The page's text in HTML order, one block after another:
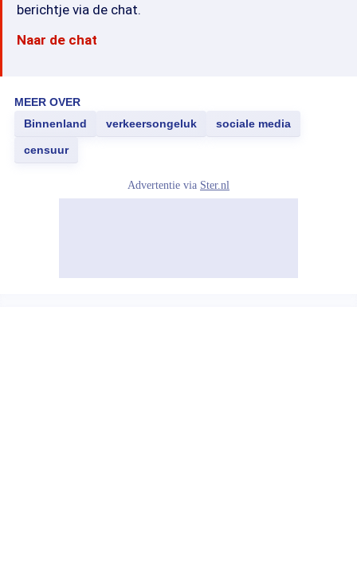
berichtje via de chat.
Naar de chat
MEER OVER
Binnenland
verkeersongeluk sociale media
censuur
Advertentie via Ster.nl